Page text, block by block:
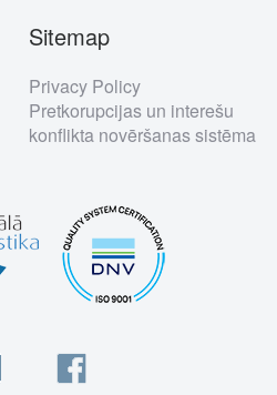
Sitemap
Privacy Policy
Pretkorupcijas un interešu
konflikta novēršanas sistēma